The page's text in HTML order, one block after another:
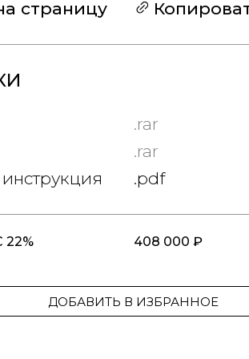
страницу
.rar
.rar
.pdf
22% 408 000 ₽
ДОБАВИТЬ В ИЗБРАННОЕ